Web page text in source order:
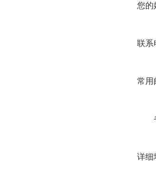
您的
联系
常用
详细